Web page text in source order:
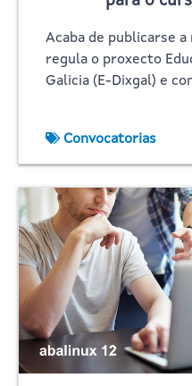
Acaba de publicarse
regula o proxecto
Galicia (E-Dixgal) e
Convocatorias